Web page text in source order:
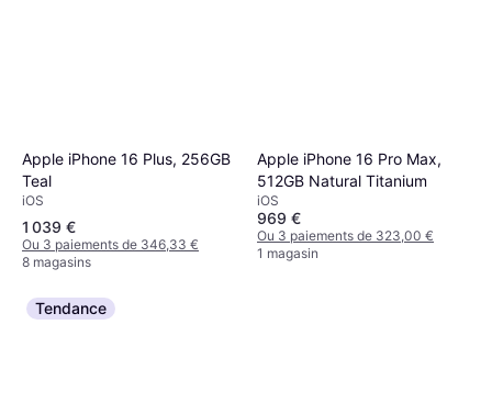
Apple iPhone 16 Plus, 256GB
Teal
iOS
1 039 €
Ou 3 paiements de 346,33 €
8 magasins
Apple iPhone 16 Pro Max,
512GB Natural Titanium
iOS
969 €
Ou 3 paiements de 323,00 €
1 magasin
Tendance